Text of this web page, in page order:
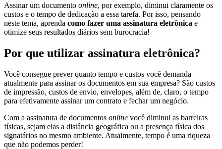
Assinar um documento online, por exemplo, diminui claramente os
custos e o tempo de dedicação a essa tarefa. Por isso, pensando
neste tema, aprenda como fazer uma assinatura eletrônica e
otimize seus resultados diários sem burocracia!
Por que utilizar assinatura eletrônica?
Você consegue prever quanto tempo e custos você demanda
atualmente para assinar os documentos em sua empresa? São custos
de impressão, custos de envio, envelopes, além de, claro, o tempo
para efetivamente assinar um contrato e fechar um negócio.
Com a assinatura de documentos online você diminui as barreiras
físicas, sejam elas a distância geográfica ou a presença física dos
signatários no mesmo ambiente. Atualmente, tempo é uma riqueza
que não podemos perder!